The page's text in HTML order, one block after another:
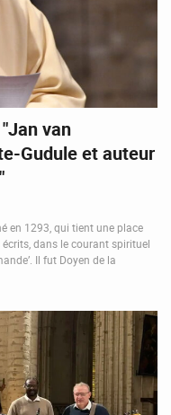
van
Gudule et auteur
en 1293, qui tient une place
dans le courant spirituel
Il fut Doyen de la